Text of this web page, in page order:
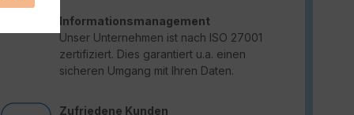
Informationsmanagement
Unser Unternehmen ist nach ISO 27001
zertifiziert. Dies garantiert u.a. einen
sicheren Umgang mit Ihren Daten.
Zufriedene Kunden